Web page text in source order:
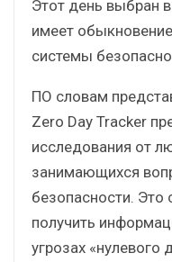
Этот день выбран
имеет
системы
ПО словам
Zero Day Tracker
исследования от
занимающихся
безопасности.
получить
угрозах «нулевого